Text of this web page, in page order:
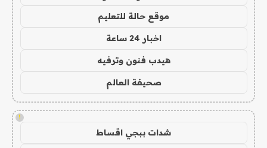
موقع حالة للتعليم
اخبار 24 ساعة
هيدب فنون وترفيه
صحيفة العالم
!
شدات ببجي اقساط